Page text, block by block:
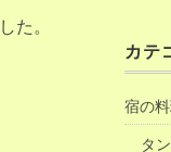
た。
カテ
宿の
タ